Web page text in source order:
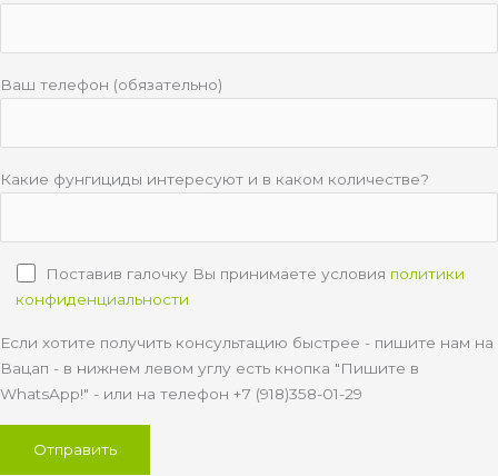
Ваш телефон (обязательно)
Какие фунгициды интересуют и в каком количестве?
Поставив галочку Вы принимаете условия политики
конфиденциальности
Если хотите получить консультацию быстрее - пишите нам на
Вацап - в нижнем левом углу есть кнопка "Пишите в
WhatsApp!" - или на телефон +7 (918)358-01-29